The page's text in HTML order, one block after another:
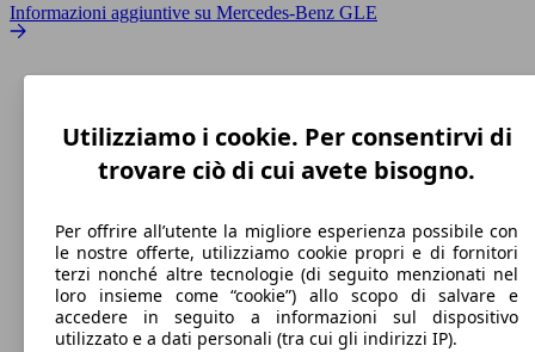
Informazioni aggiuntive su Mercedes-Benz GLE
230 km/h
Utilizziamo i cookie. Per consentirvi di
trovare ciò di cui avete bisogno.
Per offrire all’utente la migliore esperienza possibile con
le nostre offerte, utilizziamo cookie propri e di fornitori
terzi nonché altre tecnologie (di seguito menzionati nel
loro insieme come “cookie”) allo scopo di salvare e
accedere in seguito a informazioni sul dispositivo
utilizzato e a dati personali (tra cui gli indirizzi IP).